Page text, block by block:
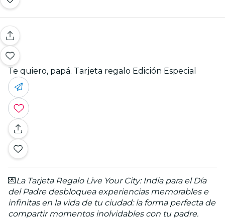
Te quiero, papá. Tarjeta regalo Edición Especial
💌La Tarjeta Regalo Live Your City: India para el Día
del Padre desbloquea experiencias memorables e
infinitas en la vida de tu ciudad: la forma perfecta de
compartir momentos inolvidables con tu padre.